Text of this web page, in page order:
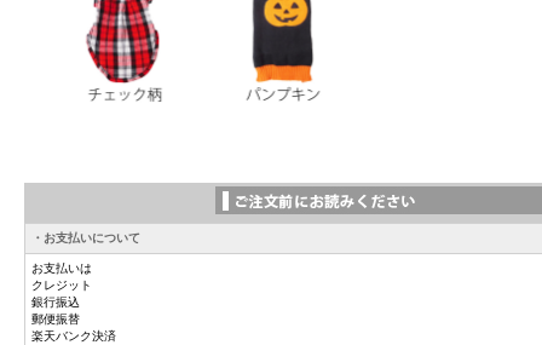
・お支払いについて
お支払いは
クレジット
銀行振込
郵便振替
楽天バンク決済